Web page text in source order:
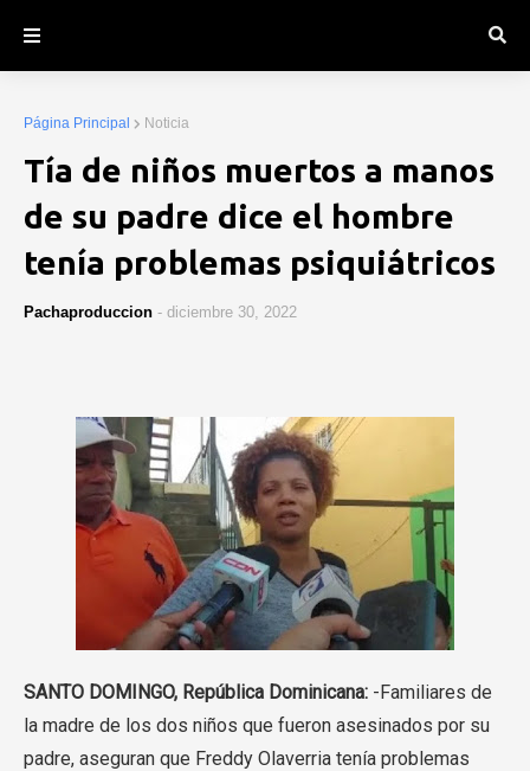
Página Principal Noticia
Tía de niños muertos a manos
de su padre dice el hombre
tenía problemas psiquiátricos
Pachaproduccion - diciembre 30, 2022
SANTO DOMINGO, República Dominicana: -Familiares de
la madre de los dos niños que fueron asesinados por su
padre, aseguran que Freddy Olaverria tenía problemas